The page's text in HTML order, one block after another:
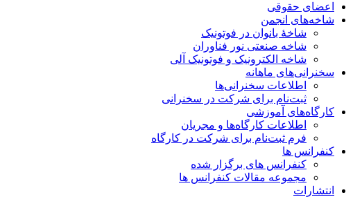
اعضای حقوقی
شاخه‌های انجمن
شاخۀ بانوان در فوتونیک
شاخه صنعتی نور فناوران
شاخه‌ الکترونیک و فوتونیک آلی
سخنرانی‌های ماهانه
اطلاعات سخنرانی‌‌ها
ثبت‌نام برای شرکت در سخنرانی
کارگاه‌های آموزشی
اطلاعات کارگاه‌ها و مجریان
فرم ثبت‌نام برای شرکت در کارگاه
کنفرانس ها
کنفرانس های برگزار شده
مجموعه مقالات کنفرانس ها
انتشارات